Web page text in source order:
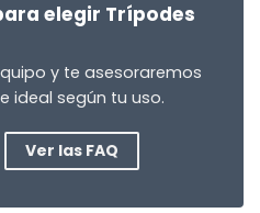
elegir Trípodes
y te asesoraremos
ideal según tu uso.
Ver las FAQ